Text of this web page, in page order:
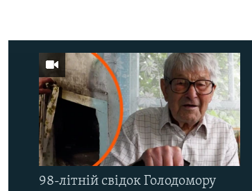
98-літній свідок Голодомору